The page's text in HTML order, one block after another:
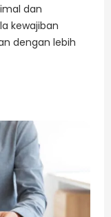
dan
kewajiban
dengan lebih